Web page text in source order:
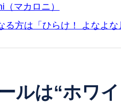
マカロニ）
る方は「ひらけ！ よなよ
ルは“ホワ